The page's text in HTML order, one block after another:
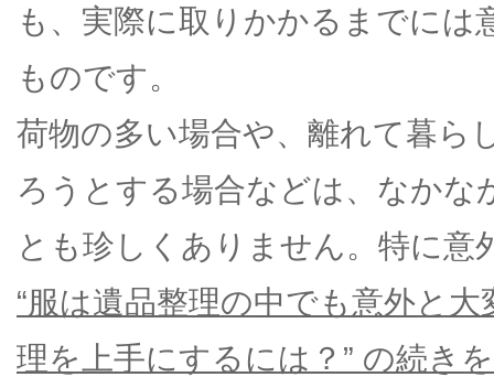
も、実際に取りかかるまでには
ものです。
荷物の多い場合や、離れて暮ら
ろうとする場合などは、なか
とも珍しくありません。特に意
“服は遺品整理の中でも意外と
理を上手にするには？” の続き